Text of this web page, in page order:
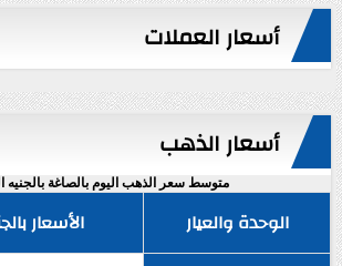
أسعار العملات
أسعار الذهب
متوسط سعر الذهب اليوم بالصاغة
الوحدة والعيار
الأسعار